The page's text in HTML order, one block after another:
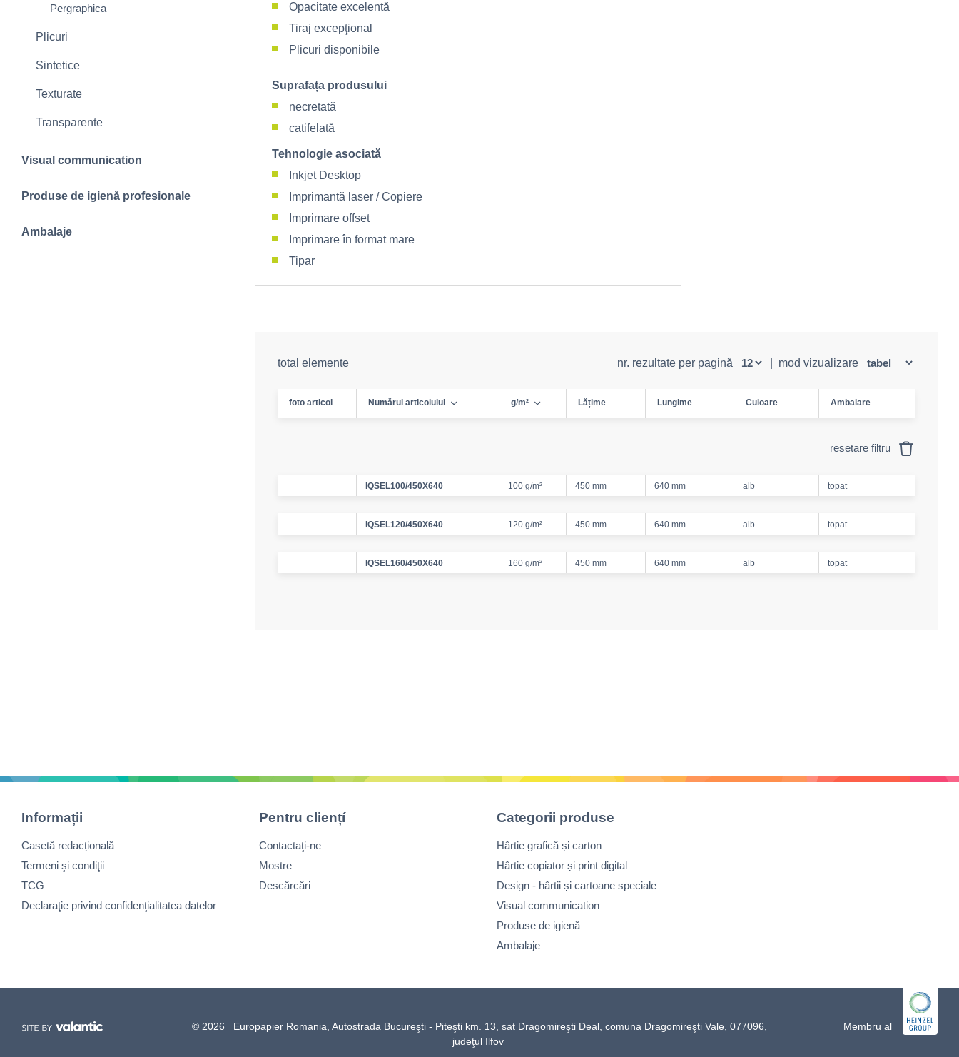
Pergraphica
Plicuri
Sintetice
Texturate
Transparente
Visual communication
Produse de igienă profesionale
Ambalaje
Opacitate excelentă
Tiraj excepţional
Plicuri disponibile
Suprafața produsului
necretată
catifelată
Tehnologie asociată
Inkjet Desktop
Imprimantă laser / Copiere
Imprimare offset
Imprimare în format mare
Tipar
total elemente nr. rezultate per pagină mod vizualizare
foto articol Numărul articolului g/m² Lățime Lungime Culoare Ambalare
resetare filtru
IQSEL100/450X640 100 g/m² 450 mm 640 mm alb topat
IQSEL120/450X640 120 g/m² 450 mm 640 mm alb topat
IQSEL160/450X640 160 g/m² 450 mm 640 mm alb topat
Informații
Casetă redacțională
Termeni şi condiţii
TCG
Declaraţie privind confidenţialitatea datelor
Pentru cliențí
Contactaţi-ne
Mostre
Descărcări
Categorii produse
Hârtie grafică și carton
Hârtie copiator și print digital
Design - hârtii și cartoane speciale
Visual communication
Produse de igienă
Ambalaje
© 2026 Europapier Romania, Autostrada Bucureşti - Piteşti km. 13, sat Dragomireşti Deal, comuna Dragomireşti Vale, 077096,
judeţul Ilfov
Membru al